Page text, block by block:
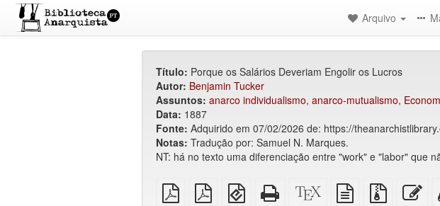
Arquivo
Título: Porque os Salários Deveriam Engolir os Lucros
Autor: Benjamin Tucker
Assuntos: anarco individualismo, anarco-mutualismo,
Data: 1887
Fonte: Adquirido em 07/02/2026 de: https://
Notas: Tradução por: Samuel N. Marques.
NT: há no texto uma diferenciação entre "work" e "labor" que
PDF
simples
PDF
imposto
EPUB
(para
HTML
puro
Código-
fonte
fonte
em
Arquivos
fonte